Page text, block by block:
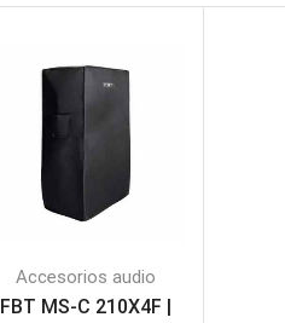
Accesorios audio
FBT MS-C 210X4F |